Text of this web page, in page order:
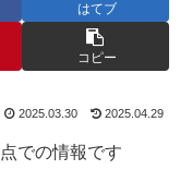
はてブ
コピー
2025.03.30 2025.04.29
での情報です